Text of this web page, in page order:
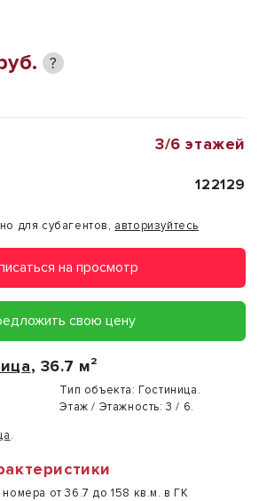
?
3/6 этажей
122129
для субагентов, авторизуйтесь
на просмотр
свою цену
, 36.7 м²
Тип объекта: Гостиница.
Этаж / Этажность: 3 / 6.
.
от 36.7 до 158 кв.м. в ГК